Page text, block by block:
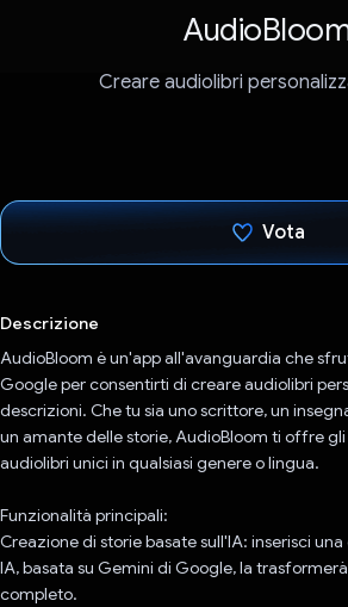
Creare audiolibri
Vota
Descrizione
AudioBloom è un'app all'avanguardia che
Google per consentirti di creare audiolibri
descrizioni. Che tu sia uno scrittore, un
un amante delle storie, AudioBloom ti offre
audiolibri unici in qualsiasi genere o lingua.
Funzionalità principali:
Creazione di storie basate sull'IA: inserisci
IA, basata su Gemini di Google, la
completo.